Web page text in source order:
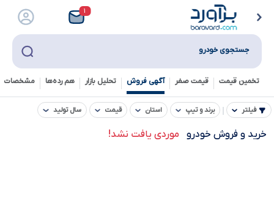
۱
جستجوی خودرو
تخمین قیمت قیمت صفر آگهی فروش تحلیل بازار هم رده‌ها‌ مشخصات
فیلتر برند و تیپ استان قیمت سال تولید
خرید و فروش خودرو موردی یافت نشد!